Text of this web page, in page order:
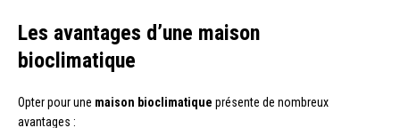
Les avantages d’une maison
bioclimatique
Opter pour une maison bioclimatique présente de nombreux
avantages :